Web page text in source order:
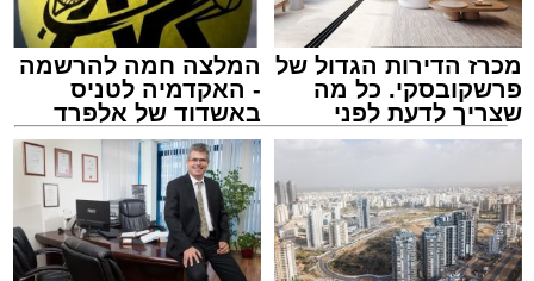
מכרז הדירות הגדול של
פרשקובסקי. כל מה
שצריך לדעת לפני
שמגישים הצעה לדירה
המלצה חמה להרשמה
- האקדמיה לטניס
באשדוד של אלפרד
קריאולנסקי - לילדים